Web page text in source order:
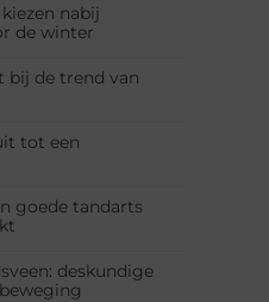
nabij
de winter
bij de trend van
tot een
goede tandarts
deskundige